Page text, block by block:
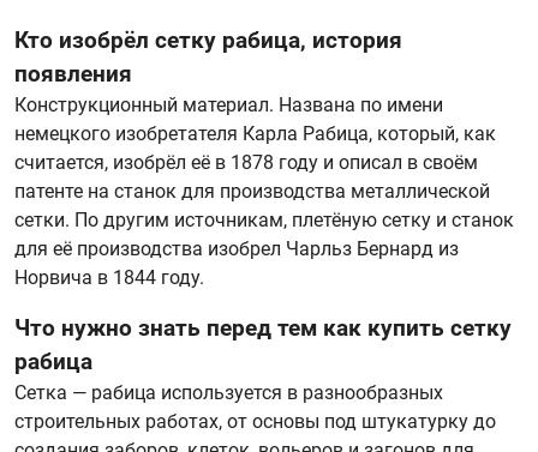
Кто изобрёл сетку рабица, история
появления
Конструкционный материал. Названа по имени
немецкого изобретателя Карла Рабица, который, как
считается, изобрёл её в 1878 году и описал в своём
патенте на станок для производства металлической
сетки. По другим источникам, плетёную сетку и станок
для её производства изобрел Чарльз Бернард из
Норвича в 1844 году.
Что нужно знать перед тем как купить сетку
рабица
Сетка — рабица используется в разнообразных
строительных работах, от основы под штукатурку до